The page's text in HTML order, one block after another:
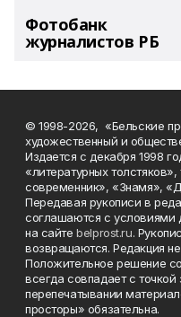
Фотобанк
журналистов РБ
© 1998-2026, «Бельские
художественный и
Издается с декабря 1998
«литературных
современник», «Знамя»,
Передавая рукописи в
соглашаются с условиями
на сайтеbelprost.ru.
возвращаются. Редакция
Положительное решение
всегда совпадает с
перепечатывании
просторы» обязательна.